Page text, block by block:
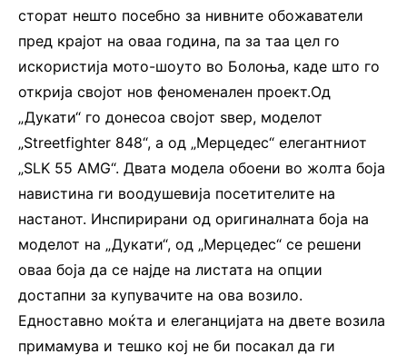
сторат нешто посебно за нивните обожаватели
пред крајот на оваа година, па за таа цел го
искористија мото-шоуто во Болоња, каде што го
открија својот нов феноменален проект.Од
„Дукати“ го донесоа својот ѕвер, моделот
„Streetfighter 848“, а од „Мерцедес“ елегантниот
„SLK 55 AMG“. Двата модела обоени во жолта боја
навистина ги воодушевија посетителите на
настанот. Инспирирани од оригиналната боја на
моделот на „Дукати“, од „Мерцедес“ се решени
оваа боја да се најде на листата на опции
достапни за купувачите на ова возило.
Едноставно моќта и елеганцијата на двете возила
примамува и тешко кој не би посакал да ги